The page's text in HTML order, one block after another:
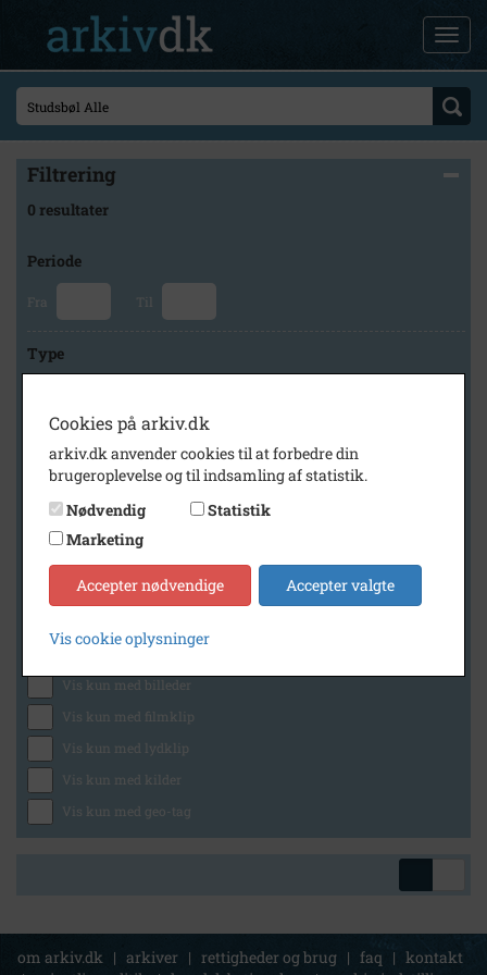
Filtrering
0 resultater
Periode
Fra Til
Type
Arkiv
Tårnby Stads- og Lokalarkiv
Generelt
Vis kun med billeder
Vis kun med filmklip
Vis kun med lydklip
Vis kun med kilder
Vis kun med geo-tag
om arkiv.dk | arkiver | rettigheder og brug | faq | kontakt
Cookies på arkiv.dk
arkiv.dk anvender cookies til at forbedre din
brugeroplevelse og til indsamling af statistik.
Nødvendig
Statistik
Marketing
Accepter nødvendige Accepter valgte
Vis cookie oplysninger